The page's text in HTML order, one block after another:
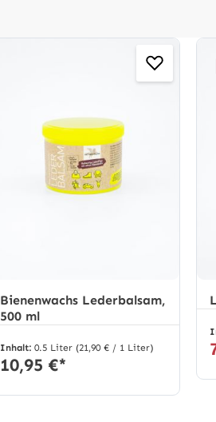
Bienenwachs Lederbalsam,
500 ml
Inhalt: 0.5 Liter (21,90 € / 1 Liter)
10,95 €*